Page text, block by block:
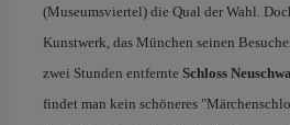
(Museumsviertel) die Qual der Wahl.
Kunstwerk, das München seinen
zwei Stunden entfernte Schloss
findet man kein schöneres